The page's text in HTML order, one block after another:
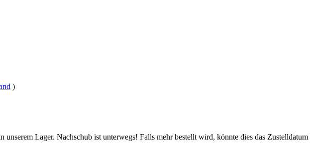
)
Lager. Nachschub ist unterwegs! Falls mehr bestellt wird, könnte dies das Zustelldatum